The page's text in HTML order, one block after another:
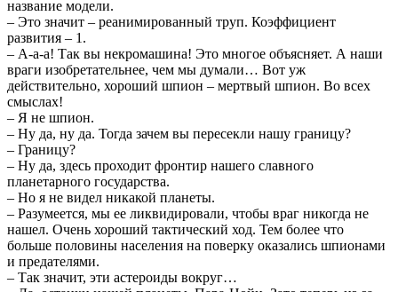
название модели.
– Это значит – реанимированный труп. Коэффициент
развития – 1.
– А-а-а! Так вы некромашина! Это многое объясняет. А наши
враги изобретательнее, чем мы думали… Вот уж
действительно, хороший шпион – мертвый шпион. Во всех
смыслах!
– Я не шпион.
– Ну да, ну да. Тогда зачем вы пересекли нашу границу?
– Границу?
– Ну да, здесь проходит фронтир нашего славного
планетарного государства.
– Но я не видел никакой планеты.
– Разумеется, мы ее ликвидировали, чтобы враг никогда не
нашел. Очень хороший тактический ход. Тем более что
больше половины населения на поверку оказались шпионами
и предателями.
– Так значит, эти астероиды вокруг…